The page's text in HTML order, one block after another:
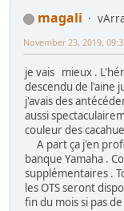
magali
November 23, 2019,
je vais mieux .
descendu de l'aine
j'avais des
aussi
couleur des
A part ça j'en
banque Yamaha .
supplémentaires .
les OTS seront
fin du mois si pas